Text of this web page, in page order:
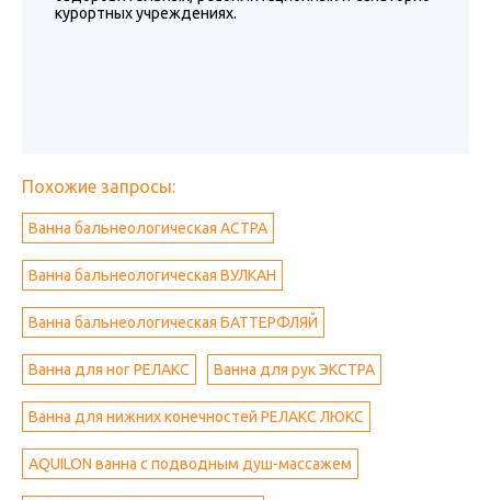
курортных учреждениях.
Похожие запросы:
Ванна бальнеологическая АСТРА
Ванна бальнеологическая ВУЛКАН
Ванна бальнеологическая БАТТЕРФЛЯЙ
Ванна для ног РЕЛАКС Ванна для рук ЭКСТРА
Ванна для нижних конечностей РЕЛАКС ЛЮКС
AQUILON ванна с подводным душ-массажем